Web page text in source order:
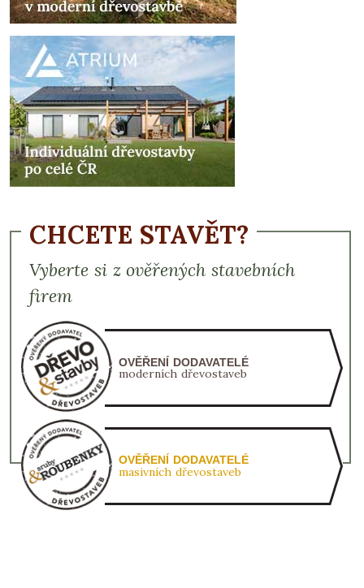
CHCETE STAVĚT?
Vyberte si z ověřených stavebních
firem
OVĚŘENÍ DODAVATELÉ
moderních dřevostaveb
OVĚŘENÍ DODAVATELÉ
masivních dřevostaveb